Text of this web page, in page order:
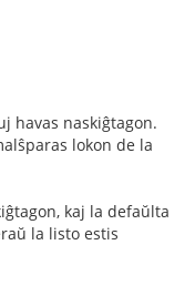
havas naskiĝtagon.
lokon de la
kaj la defaŭlta
la listo estis